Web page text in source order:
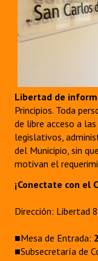
Libertad de
Principios. Toda
de libre acceso a
legislativos,
del Municipio, sin
motivan el
¡Conectate con el
Dirección: Libertad
■Mesa de Entrada:
■Subsecretaría de